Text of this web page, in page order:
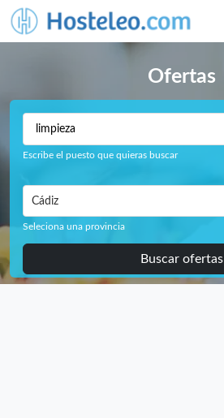
Ofertas
Escribe el puesto que quieras buscar
Cádiz
Seleciona una provincia
Buscar ofertas